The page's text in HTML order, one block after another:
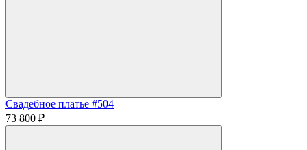
Свадебное платье #504
73 800 ₽